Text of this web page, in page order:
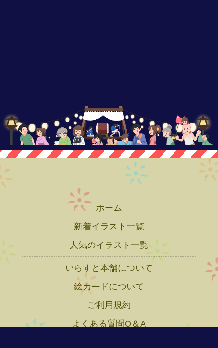
ホーム
新着イラスト一覧
人気のイラスト一覧
いらすと本舗について
絵カードについて
ご利用規約
よくある質問Q＆A